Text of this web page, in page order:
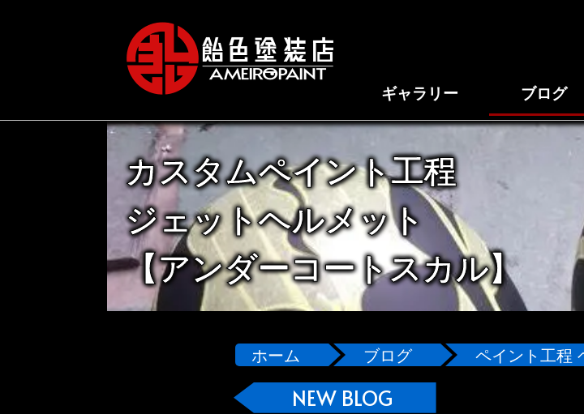
ギャラリー ブログ
カスタムペイント工程
ジェットヘルメット
【アンダーコートスカル】
ホーム ブログ ペイント工程
NEW BLOG